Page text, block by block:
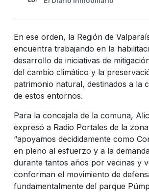
En ese orden, la Región de
encuentra trabajando en la
desarrollo de iniciativas de
del cambio climático y la
patrimonio natural, destinados a la
de estos entornos.
Para la concejala de la comuna,
expresó a Radio Portales de la
“apoyamos decididamente como
en pleno al esfuerzo y a la
durante tantos años por vecinas y
conforman el movimiento de
fundamentalmente del parque